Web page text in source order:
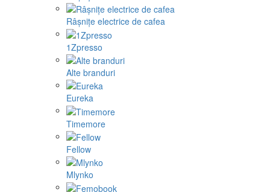
Râșnițe electrice de cafea
1Zpresso
Alte branduri
Eureka
Timemore
Fellow
Mlynko